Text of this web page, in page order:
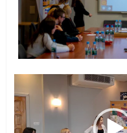
Odtwarzacz
video